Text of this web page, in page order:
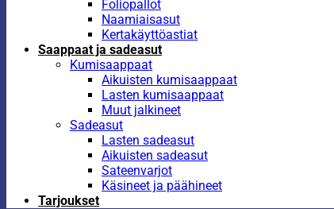
Foliopallot
Naamiaisasut
Kertakäyttöastiat
Saappaat ja sadeasut
Kumisaappaat
Aikuisten kumisaappaat
Lasten kumisaappaat
Muut jalkineet
Sadeasut
Lasten sadeasut
Aikuisten sadeasut
Sateenvarjot
Käsineet ja päähineet
Tarjoukset